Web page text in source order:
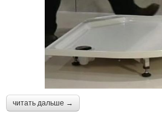
читать дальше →